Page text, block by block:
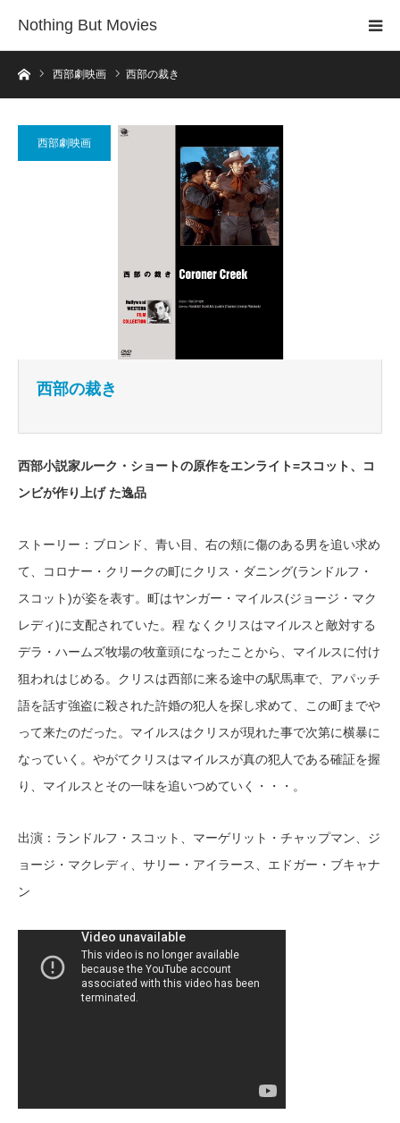
Nothing But Movies
ホーム西部劇映画 西部の裁き
西部劇映画
西部の裁き
西部小説家ルーク・ショートの原作をエンライト=スコット、コ
ンビが作り上げ た逸品
ストーリー：ブロンド、青い目、右の頬に傷のある男を追い求め
て、コロナー・クリークの町にクリス・ダニング(ランドルフ・
スコット)が姿を表す。町はヤンガー・マイルス(ジョージ・マク
レディ)に支配されていた。程 なくクリスはマイルスと敵対する
デラ・ハームズ牧場の牧童頭になったことから、マイルスに付け
狙われはじめる。クリスは西部に来る途中の駅馬車で、アパッチ
語を話す強盗に殺された許婚の犯人を探し求めて、この町までや
って来たのだった。マイルスはクリスが現れた事で次第に横暴に
なっていく。やがてクリスはマイルスが真の犯人である確証を握
り、マイルスとその一味を追いつめていく・・・。
出演：ランドルフ・スコット、マーゲリット・チャップマン、ジ
ョージ・マクレディ、サリー・アイラース、エドガー・ブキャナ
ン